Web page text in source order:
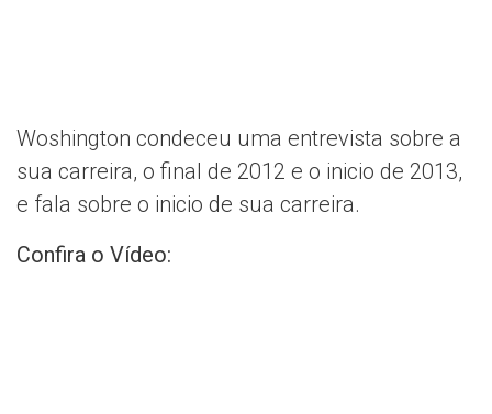
Woshington condeceu uma entrevista sobre a
sua carreira, o final de 2012 e o inicio de 2013,
e fala sobre o inicio de sua carreira.
Confira o Vídeo: